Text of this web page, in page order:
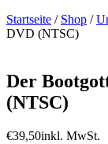
Startseite / Shop /
DVD (NTSC)
Der
(NTSC)
€39,50inkl. MwSt.